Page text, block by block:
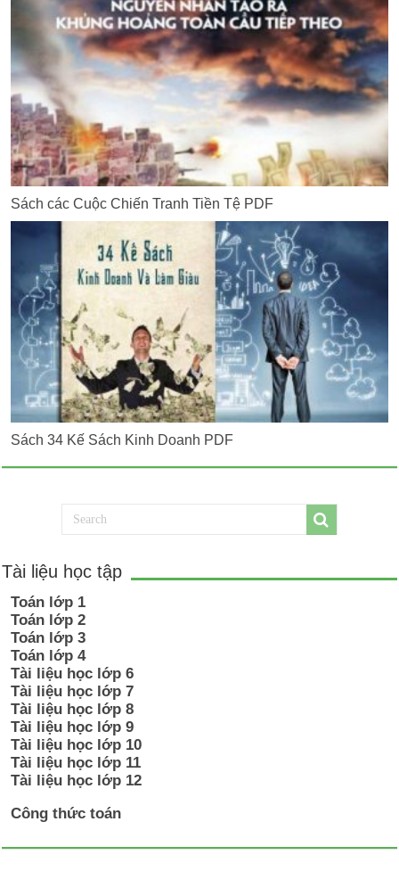
Sách các Cuộc Chiến Tranh Tiền Tệ PDF
Sách 34 Kế Sách Kinh Doanh PDF
Tài liệu học tập
Toán lớp 1
Toán lớp 2
Toán lớp 3
Toán lớp 4
Tài liệu học lớp 6
Tài liệu học lớp 7
Tài liệu học lớp 8
Tài liệu học lớp 9
Tài liệu học lớp 10
Tài liệu học lớp 11
Tài liệu học lớp 12
Công thức toán